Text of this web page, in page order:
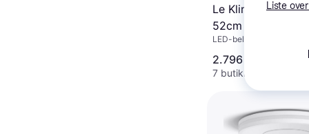
Le Klint 26
52cm
LED-belysning, Hvid,
2.796 kr.
7 butikker
Liste